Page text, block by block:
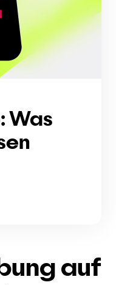
Was
auf